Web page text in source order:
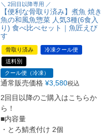
＼ 2回目以降専用 ／
【便利な骨取り済み】煮魚 焼き
魚の和風魚惣菜 人気3種(6食入
り) 食べ比べセット｜魚匠えび
す
骨取り済み
冷凍クール便
送料別
クール便（冷凍）
通常販売価格 ¥3,580税込
2回目以降のご購入はこちらか
ら！
■内容量
・とろ鯖煮付け 2個